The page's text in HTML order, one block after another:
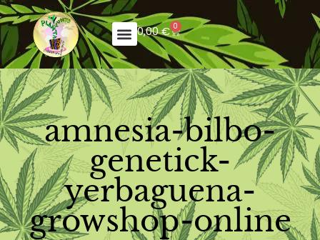
0,00€ 0
amnesia-bilbo-
genetick-
yerbaguena-
growshop-online